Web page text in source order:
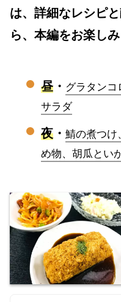
は、詳細なレシピ
ら、本編をお楽しみ
昼・ グラタンコ
サラダ
夜 ・ 鯖の煮つけ
め物、胡瓜とい